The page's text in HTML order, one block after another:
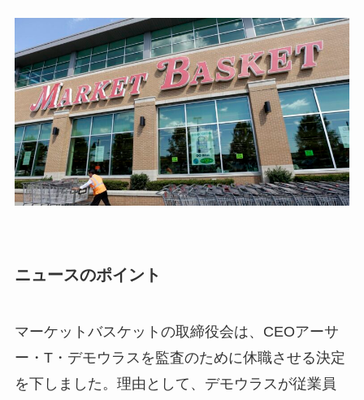
ニュースのポイント
マーケットバスケットの取締役会は、CEOアーサ
ー・T・デモウラスを監査のために休職させる決定
を下しました。理由として、デモウラスが従業員